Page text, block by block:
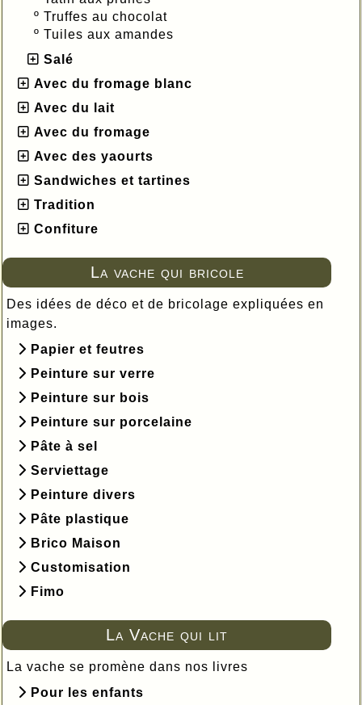
º Truffes au chocolat
º Tuiles aux amandes
Salé
Avec du fromage blanc
Avec du lait
Avec du fromage
Avec des yaourts
Sandwiches et tartines
Tradition
Confiture
La vache qui bricole
Des idées de déco et de bricolage expliquées en
images.
Papier et feutres
Peinture sur verre
Peinture sur bois
Peinture sur porcelaine
Pâte à sel
Serviettage
Peinture divers
Pâte plastique
Brico Maison
Customisation
Fimo
La Vache qui lit
La vache se promène dans nos livres
Pour les enfants